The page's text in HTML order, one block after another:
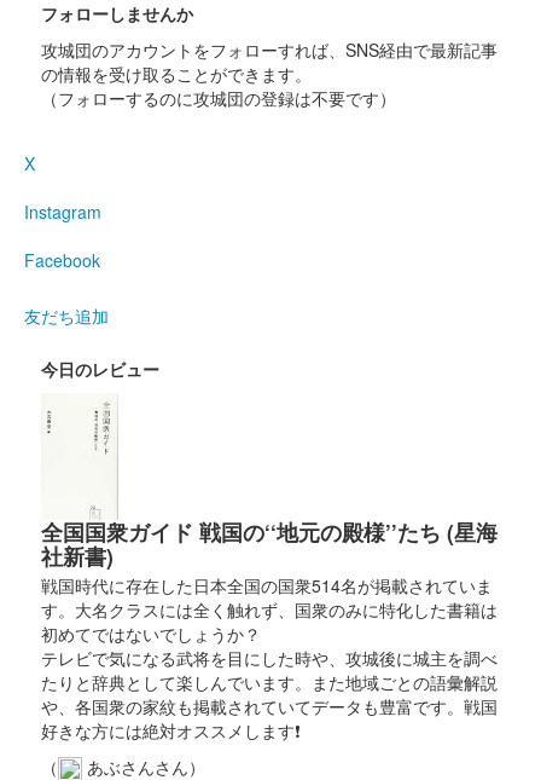
2025」の前橋市立前橋高等学校書道部のブースにて販売された
御城印。100枚限定
厩橋城（前橋城） 御城印
信玄公
2025年6月7、８日に開催された「群馬戦国御城印サミット
厩橋城（前橋城） 御城印
謙信公
2025年6月7、8日に開催された「群馬戦国御城印サミット
2025」にて販売。サミット終了後は前橋百貨にて販売。
厩橋城（前橋城） 御城印 龍虎獅子争奪 北条
氏康公
2025年6月7、8日に開催された「群馬戦国御城印サミット
2025」にて販売。サミット終了後は前橋百貨にて販売。
前橋城 御城印 令和七年夏限定版
フォローしませんか
攻城団のアカウントをフォローすれば、SNS経由で最新記事
の情報を受け取ることができます。
（フォローするのに攻城団の登録は不要です）
X
Instagram
Facebook
友だち追加
今日のレビュー
全国国衆ガイド 戦国の‘‘地元の殿様’’たち (星海
社新書)
戦国時代に存在した日本全国の国衆514名が掲載されていま
す。大名クラスには全く触れず、国衆のみに特化した書籍は
初めてではないでしょうか？
テレビで気になる武将を目にした時や、攻城後に城主を調べ
たりと辞典として楽しんでいます。また地域ごとの語彙解説
や、各国衆の家紋も掲載されていてデータも豊富です。戦国
好きな方には絶対オススメします❗
（
あぶさんさん）